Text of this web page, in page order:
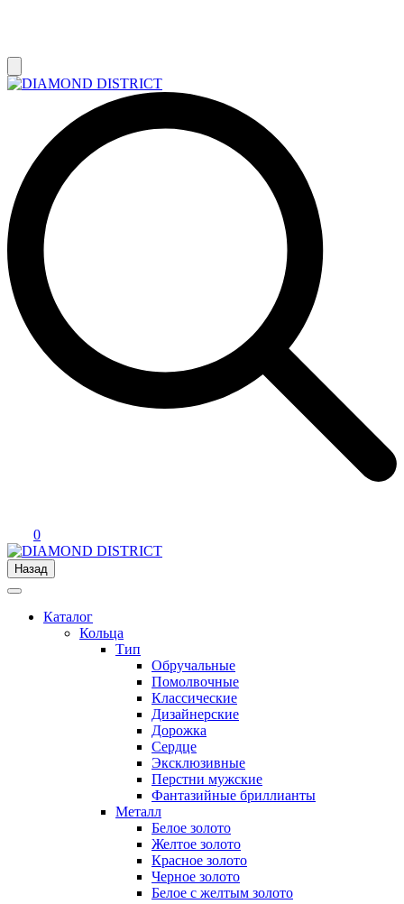
0
Назад
Каталог
Кольца
Тип
Обручальные
Помолвочные
Классические
Дизайнерские
Дорожка
Сердце
Эксклюзивные
Перстни мужские
Фантазийные бриллианты
Металл
Белое золото
Желтое золото
Красное золото
Черное золото
Белое с желтым золото